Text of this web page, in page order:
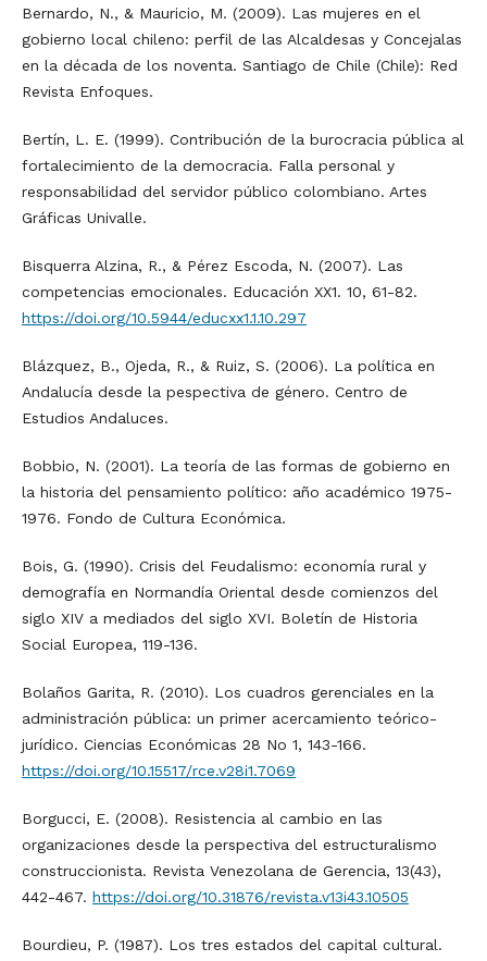
Bernardo, N., & Mauricio, M. (2009). Las mujeres en el
gobierno local chileno: perfil de las Alcaldesas y Concejalas
en la década de los noventa. Santiago de Chile (Chile): Red
Revista Enfoques.
Bertín, L. E. (1999). Contribución de la burocracia pública al
fortalecimiento de la democracia. Falla personal y
responsabilidad del servidor público colombiano. Artes
Gráficas Univalle.
Bisquerra Alzina, R., & Pérez Escoda, N. (2007). Las
competencias emocionales. Educación XX1. 10, 61-82.
https://doi.org/10.5944/educxx1.1.10.297
Blázquez, B., Ojeda, R., & Ruiz, S. (2006). La política en
Andalucía desde la pespectiva de género. Centro de
Estudios Andaluces.
Bobbio, N. (2001). La teoría de las formas de gobierno en
la historia del pensamiento político: año académico 1975-
1976. Fondo de Cultura Económica.
Bois, G. (1990). Crisis del Feudalismo: economía rural y
demografía en Normandía Oriental desde comienzos del
siglo XIV a mediados del siglo XVI. Boletín de Historia
Social Europea, 119-136.
Bolaños Garita, R. (2010). Los cuadros gerenciales en la
administración pública: un primer acercamiento teórico-
jurídico. Ciencias Económicas 28 No 1, 143-166.
https://doi.org/10.15517/rce.v28i1.7069
Borgucci, E. (2008). Resistencia al cambio en las
organizaciones desde la perspectiva del estructuralismo
construccionista. Revista Venezolana de Gerencia, 13(43),
442-467. https://doi.org/10.31876/revista.v13i43.10505
Bourdieu, P. (1987). Los tres estados del capital cultural.